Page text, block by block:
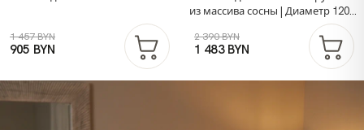
1 457 BYN
905 BYN
из массива сосны | Диаметр 120
2 390 BYN
1 483 BYN